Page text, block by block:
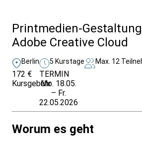
Printmedien-
Adobe Creative Cloud
Berlin 5 Kurstage Max. 12
172 €
Kursgebühr
TERMIN
Mo. 18.05.
– Fr.
22.05.2026
Worum es geht